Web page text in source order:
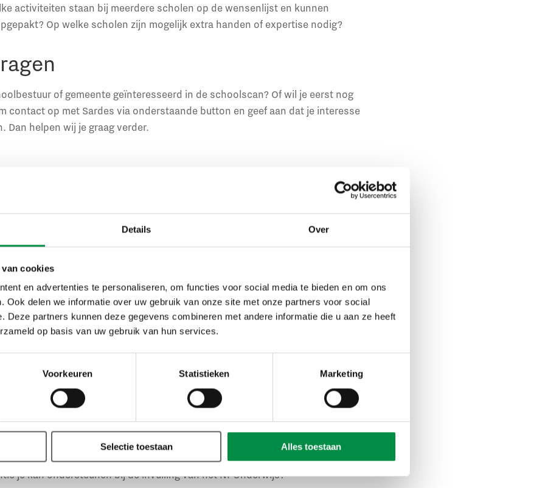
Details Over
cookies
en advertenties te personaliseren, om functies voor social media te bieden en om ons
Ook delen we informatie over uw gebruik van onze site met onze partners voor social
Deze partners kunnen deze gegevens combineren met andere informatie die u aan ze heeft
op basis van uw gebruik van hun services.
Voorkeuren Statistieken Marketing
Selectie toestaan Alles toestaan
activiteiten staan bij meerdere scholen op de wensenlijst en kunnen
Op welke scholen zijn mogelijk extra handen of expertise nodig?
of gemeente geïnteresseerd in de schoolscan? Of wil je eerst nog
contact op met Sardes via onderstaande button en geef aan dat je interesse
Dan helpen wij je graag verder.
onderwijs versnellen
onderwijs versnellen willen Sardes, het CAOP en Kennisland scholen, besturen
samenwerking tussen scholen, schoolbesturen en andere partijen vorm te
eigentijds kennisplatform met de nieuwste wetenschappelijke inzichten en
In Leerlabs kun je ervaringen en kennis uitwisselen met andere
Verder bieden we adviesmodules (zoals de schoolscan) die
en planning van het Nationaal Programma Onderwijs.
je kan ondersteunen bij de invulling van het NPOnderwijs?